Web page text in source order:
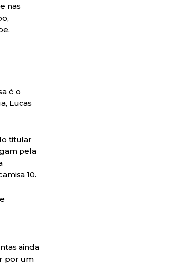
nas
é o
Lucas
titular
pela
10.
ainda
por um